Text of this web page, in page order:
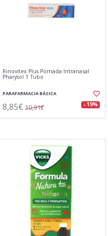
Rinovitex Plus Pomada Intranasal
Pharysol 1 Tubo
PARAFARMACIA BÁSICA
8,85€ 10,91€ - 19%